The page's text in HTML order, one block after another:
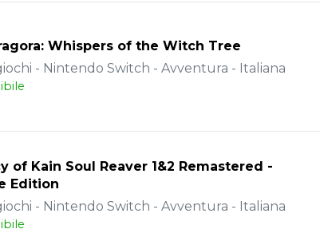
Whispers of the Witch Tree
- Nintendo Switch - Avventura - Italiana
of Kain Soul Reaver 1&2 Remastered -
Edition
- Nintendo Switch - Avventura - Italiana